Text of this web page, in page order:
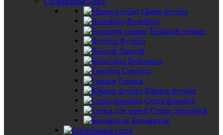
Мини-футбол
Волейбол
Большой теннис
Футбол
Хоккей
Баскетбол
Гандбол
Гамаки
Юниор футбол
Сетка флорбол
Сетки для мячей
Бадминтон